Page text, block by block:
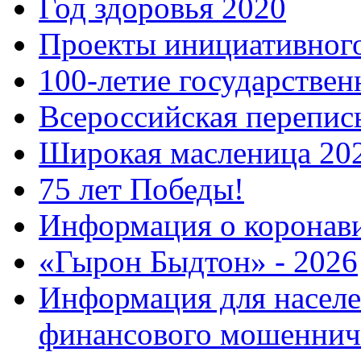
Год здоровья 2020
Проекты
100-летие
Всероссийская
Широкая масленица
75 лет Победы!
Информация о
«Гырон Быдтон» - 2026
Информация для
финансового